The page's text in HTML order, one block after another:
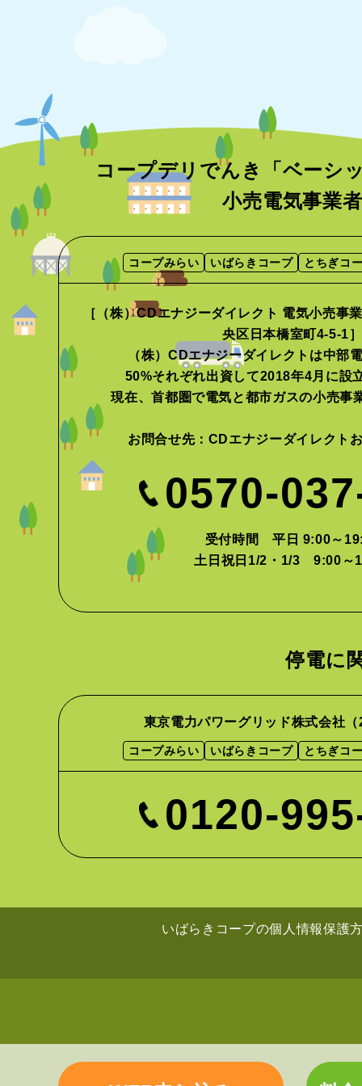
コープデリでんき「ベーシ
小売電気事業
コープみらい いばらきコープ とちぎコ
［（株）CDエナジーダイレクト 電気小売事
央区日本橋室町4-5-1］
（株）CDエナジーダイレクトは中部
50%それぞれ出資して2018年4月に設
現在、首都圏で電気と都市ガスの小売事
お問合せ先： CDエナジーダイレクト
0570-
受付時間 平日 9:00～
土日祝日1/2・1/3 9:00～
停電に
東京電力パワーグリッド株式会社
コープみらい いばらきコープ とちぎコ
0120-
いばらきコープの個人情報保護